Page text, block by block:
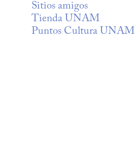
Sitios amigos
Tienda UNAM
Puntos Cultura UNAM